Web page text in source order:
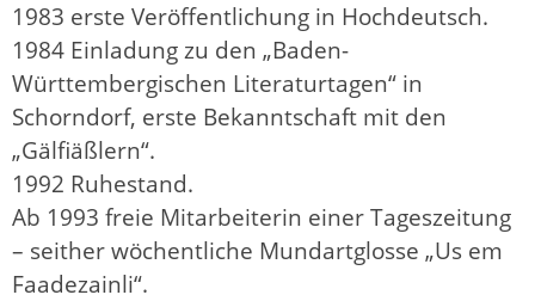
1983 erste Veröffentlichung in Hochdeutsch.
1984 Einladung zu den „Baden-
Württembergischen Literaturtagen“ in
Schorndorf, erste Bekanntschaft mit den
„Gälfiäßlern“.
1992 Ruhestand.
Ab 1993 freie Mitarbeiterin einer Tageszeitung
– seither wöchentliche Mundartglosse „Us em
Faadezainli“.